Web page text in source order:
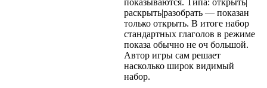
раскрыть|разобрать — показан
только открыть. В итоге набор
стандартных глаголов в режиме
показа обычно не оч большой.
Автор игры сам решает
насколько широк видимый
набор.